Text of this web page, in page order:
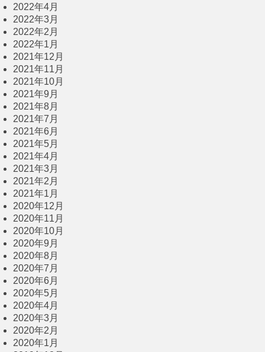
2022年4月
2022年3月
2022年2月
2022年1月
2021年12月
2021年11月
2021年10月
2021年9月
2021年8月
2021年7月
2021年6月
2021年5月
2021年4月
2021年3月
2021年2月
2021年1月
2020年12月
2020年11月
2020年10月
2020年9月
2020年8月
2020年7月
2020年6月
2020年5月
2020年4月
2020年3月
2020年2月
2020年1月